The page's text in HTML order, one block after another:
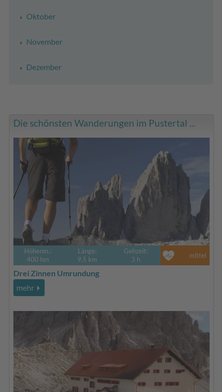
Oktober
November
Dezember
Die schönsten Wanderungen im Pustertal ...
Höhenm.:
400 hm
Länge:
9,5 km
Gehzeit:
3 h
mittel
Drei Zinnen Umrundung
mehr